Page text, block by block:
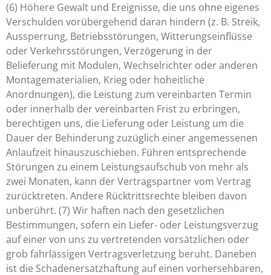
(6) Höhere Gewalt und Ereignisse, die uns ohne eigenes
Verschulden vorübergehend daran hindern (z. B. Streik,
Aussperrung, Betriebsstörungen, Witterungseinflüsse
oder Verkehrsstörungen, Verzögerung in der
Belieferung mit Modulen, Wechselrichter oder anderen
Montagematerialien, Krieg oder hoheitliche
Anordnungen), die Leistung zum vereinbarten Termin
oder innerhalb der vereinbarten Frist zu erbringen,
berechtigen uns, die Lieferung oder Leistung um die
Dauer der Behinderung zuzüglich einer angemessenen
Anlaufzeit hinauszuschieben. Führen entsprechende
Störungen zu einem Leistungsaufschub von mehr als
zwei Monaten, kann der Vertragspartner vom Vertrag
zurücktreten. Andere Rücktrittsrechte bleiben davon
unberührt. (7) Wir haften nach den gesetzlichen
Bestimmungen, sofern ein Liefer- oder Leistungsverzug
auf einer von uns zu vertretenden vorsätzlichen oder
grob fahrlässigen Vertragsverletzung beruht. Daneben
ist die Schadenersatzhaftung auf einen vorhersehbaren,